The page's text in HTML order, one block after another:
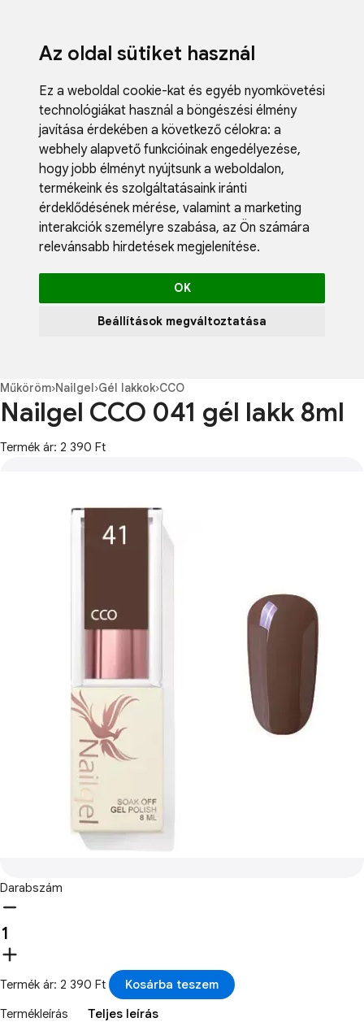
Az oldal sütiket használ
Ez a weboldal cookie-kat és egyéb nyomkövetési
technológiákat használ a böngészési élmény
javítása érdekében a következő célokra: a
webhely alapvető funkcióinak engedélyezése,
hogy jobb élményt nyújtsunk a weboldalon,
termékeink és szolgáltatásaink iránti
érdeklődésének mérése, valamint a marketing
interakciók személyre szabása, az Ön számára
relevánsabb hirdetések megjelenítése.
OK
Beállítások megváltoztatása
Blog
Műköröm›Nailgel›Gél lakkok›CCO
Nailgel CCO 041 gél lakk 8ml
Termék ár: 2 390 Ft
Darabszám
Termék ár: 2 390 Ft
Kosárba teszem
Termékleírás
Teljes leírás